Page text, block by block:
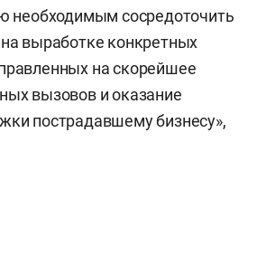
необходимым сосредоточить
выработке конкретных
на скорейшее
вызовов и оказание
пострадавшему бизнесу»,